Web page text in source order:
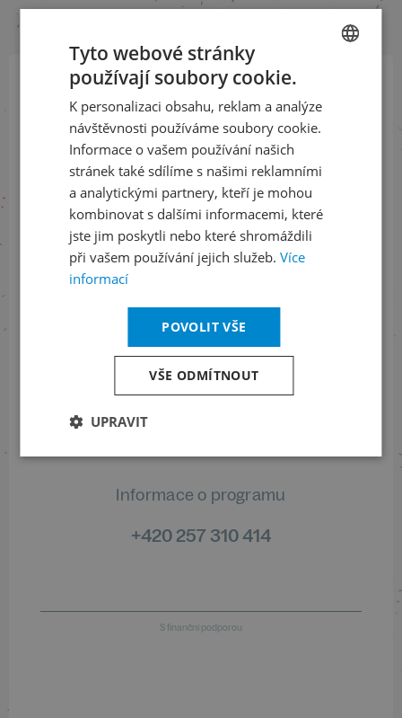
Přihlaste se k našemu newsletteru
a buďte jako první v obraze
ODEBÍRAT NEWSLETTER
Sledujte nás na sociálních sítích
Informace o stavu objednávek
+420 461 049 232
Informace o programu
+420 257 310 414
S finanční podporou
ENGLISH
Tyto webové stránky
používají soubory cookie.
K personalizaci obsahu, reklam a analýze
návštěvnosti používáme soubory cookie.
Informace o vašem používání našich
stránek také sdílíme s našimi reklamními
a analytickými partnery, kteří je mohou
kombinovat s dalšími informacemi, které
jste jim poskytli nebo které shromáždili
při vašem používání jejich služeb. Více
informací
POVOLIT VŠE
VŠE ODMÍTNOUT
UPRAVIT